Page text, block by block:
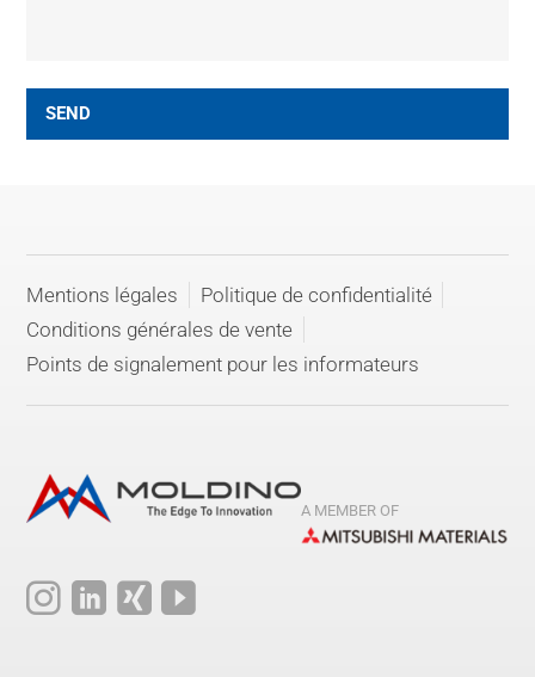
SEND
Mentions légales
Politique de confidentialité
Conditions générales de vente
Points de signalement pour les informateurs
A MEMBER OF